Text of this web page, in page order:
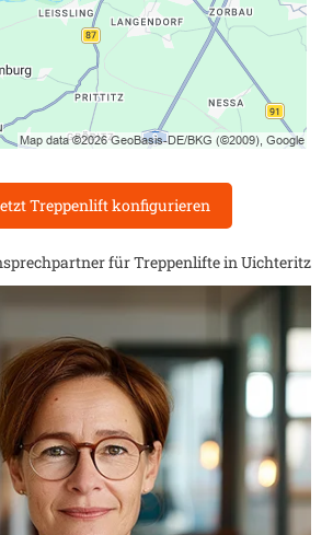
Treppenlift konfigurieren
für Treppenlifte inUichteritz